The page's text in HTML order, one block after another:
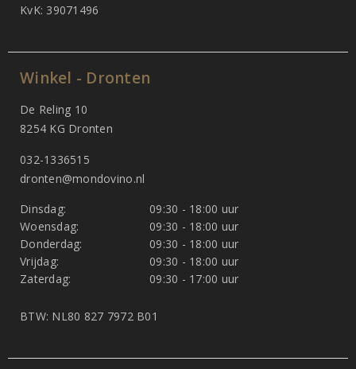
KvK: 39071496
Winkel - Dronten
De Reling 10
8254 KG Dronten
032-1336515
dronten@mondovino.nl
Dinsdag:
09:30 - 18:00 uur
Woensdag:
09:30 - 18:00 uur
Donderdag:
09:30 - 18:00 uur
Vrijdag:
09:30 - 18:00 uur
Zaterdag:
09:30 - 17:00 uur
BTW: NL80 827 7972 B01